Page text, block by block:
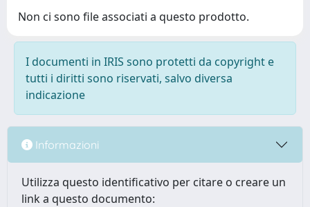
Non ci sono file associati a questo prodotto.
I documenti in IRIS sono protetti da copyright e
tutti i diritti sono riservati, salvo diversa
indicazione
Informazioni
Utilizza questo identificativo per citare o creare un
link a questo documento: